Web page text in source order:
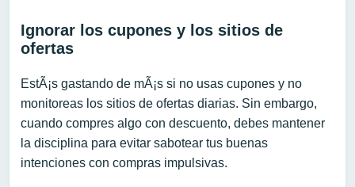
Ignorar los cupones y los sitios de
ofertas
EstÃ¡s gastando de mÃ¡s si no usas cupones y no
monitoreas los sitios de ofertas diarias. Sin embargo,
cuando compres algo con descuento, debes mantener
la disciplina para evitar sabotear tus buenas
intenciones con compras impulsivas.